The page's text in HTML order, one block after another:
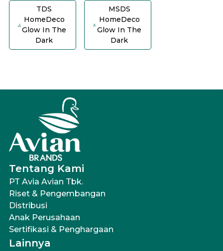
TDS
HomeDeco
Glow In The
Dark
MSDS
HomeDeco
Glow In The
Dark
Tentang Kami
PT Avia Avian Tbk.
Riset & Pengembangan
Distribusi
Anak Perusahaan
Sertifikasi & Penghargaan
Lainnya